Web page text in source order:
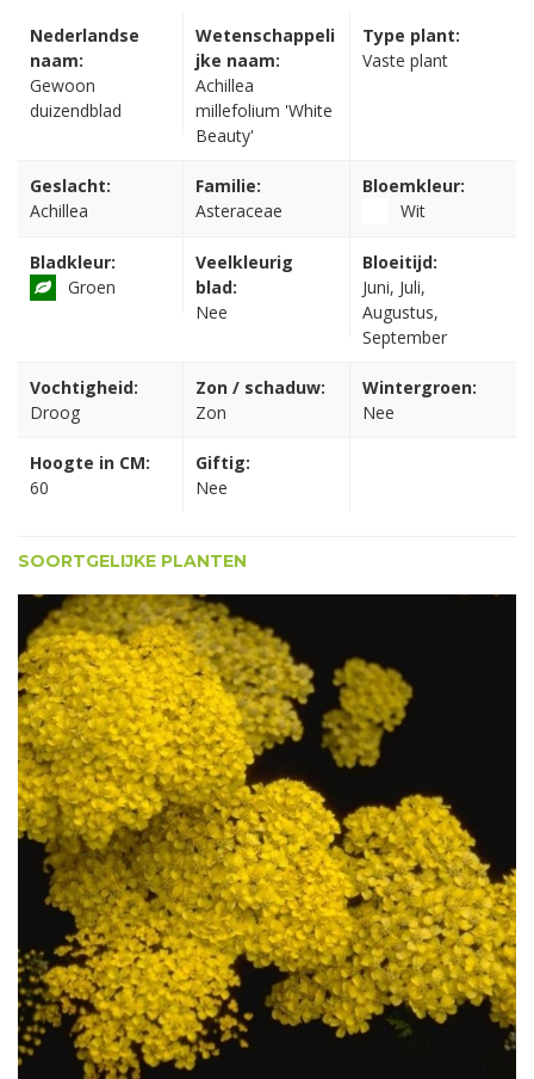
Nederlandse
naam:
Gewoon
duizendblad
Wetenschappeli
jke naam:
Achillea
millefolium 'White
Beauty'
Type plant:
Vaste plant
Geslacht:
Achillea
Familie:
Asteraceae
Bloemkleur:
Wit
Bladkleur:
Groen
Veelkleurig
blad:
Nee
Bloeitijd:
Juni, Juli,
Augustus,
September
Vochtigheid:
Droog
Zon / schaduw:
Zon
Wintergroen:
Nee
Hoogte in CM:
60
Giftig:
Nee
SOORTGELIJKE PLANTEN